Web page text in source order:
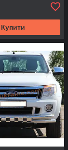
Купити